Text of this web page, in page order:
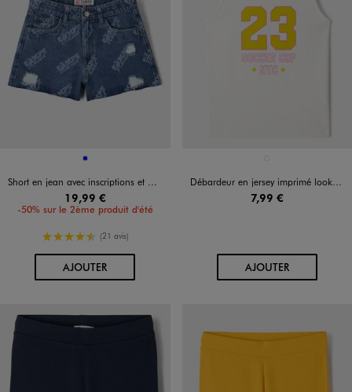
Disponible en 1 coloris
BLEU
Short en jean avec inscriptions et marques d’usure fille - Camps United
19,99 €
-50% sur le 2ème produit d'été
4.5/5 de moyenne
(21 avis)
AJOUTERAU PANIER
Débardeur en jersey imprimé look sport fille
7,99 €
AJOUTERAU PANIER